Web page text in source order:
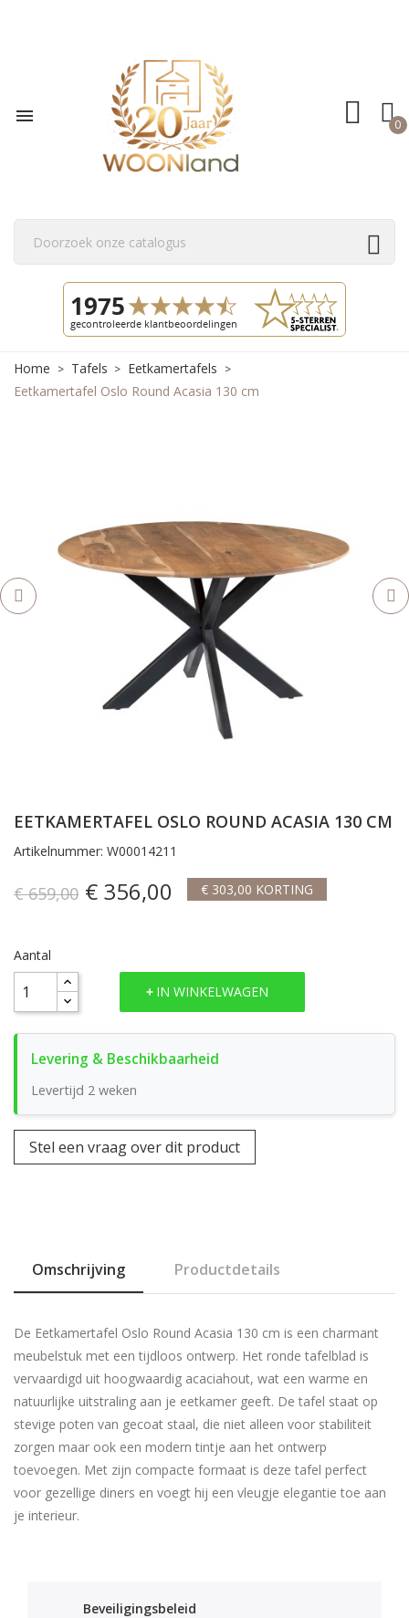
 0
Home Tafels
Eetkamertafels
Eetkamertafel Oslo Round Acasia 130 cm
EETKAMERTAFEL OSLO ROUND ACASIA 130 CM
Artikelnummer: W00014211
€ 659,00 € 356,00 € 303,00 KORTING
Aantal
IN WINKELWAGEN
Levertijd 2 weken
Stel een vraag over dit product
Omschrijving Productdetails
De Eetkamertafel Oslo Round Acasia 130 cm is een charmant
meubelstuk met een tijdloos ontwerp. Het ronde tafelblad is
vervaardigd uit hoogwaardig acaciahout, wat een warme en
natuurlijke uitstraling aan je eetkamer geeft. De tafel staat op
stevige poten van gecoat staal, die niet alleen voor stabiliteit
zorgen maar ook een modern tintje aan het ontwerp
toevoegen. Met zijn compacte formaat is deze tafel perfect
voor gezellige diners en voegt hij een vleugje elegantie toe aan
je interieur.
Beveiligingsbeleid